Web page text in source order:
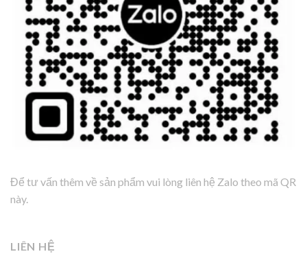
Để tư vấn thêm về sản phẩm vui lòng liên hệ Zalo theo mã QR
này.
LIÊN HỆ